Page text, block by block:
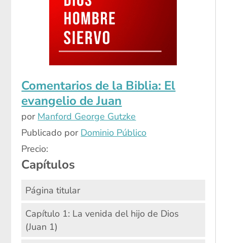
Comentarios de la Biblia: El
evangelio de Juan
por Manford George Gutzke
Publicado por Dominio Público
Precio:
Capítulos
Página titular
Capítulo 1: La venida del hijo de Dios
(Juan 1)